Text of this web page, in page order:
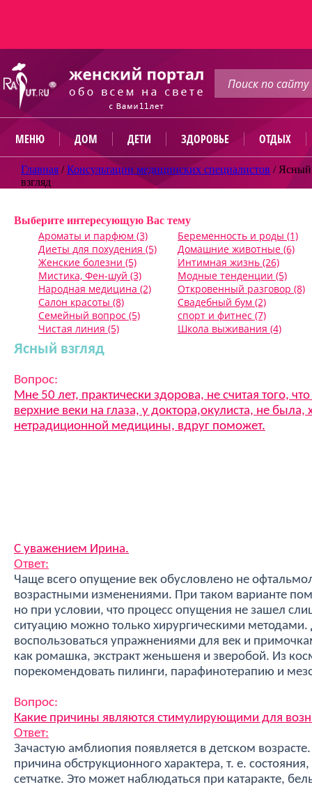
МЕНЮ ДОМ ДЕТИ ЗДОРОВЬЕ ОТДЫХ
Главная /Консультации медицинских специалистов / Ясный
взгляд
Выберите интересующую Вас тему
Ароматы и парфюм (3)
Беременность и роды (1)
Диеты для похудения (5)
Домашние животные (6)
Женские болезни (5)
Интимная жизнь (26)
Мистика, Фен-шуй (3)
Модные тенденции (5)
Народная медицина (2)
Откровенный разговор (8)
Салон красоты (8)
Свадебный бум (2)
Семейный вопрос (5)
спорт и фитнес (7)
Чистая линия (5)
Школа выживания (4)
Ясный взгляд
Вопрос:
Мне 50 лет, практически здорова, не считая того,
верхние веки на глаза, у доктора,окулиста, не
нетрадиционной медицины, вдруг поможет.
С уважением Ирина.
Ответ:
Чаще всего опущение век обусловлено не
возрастными изменениями. При таком варианте
но при условии, что процесс опущения не зашел
ситуацию можно только хирургическими
воспользоваться упражнениями для век и
как ромашка, экстракт женьшеня и зверобой. Из
порекомендовать пилинги, парафинотерапию и
Вопрос:
Какие причины являются стимулирующими для
Ответ:
Зачастую амблиопия появляется в детском
причина обструкционного характера, т. е.
сетчатке. Это может наблюдаться при катаракте,